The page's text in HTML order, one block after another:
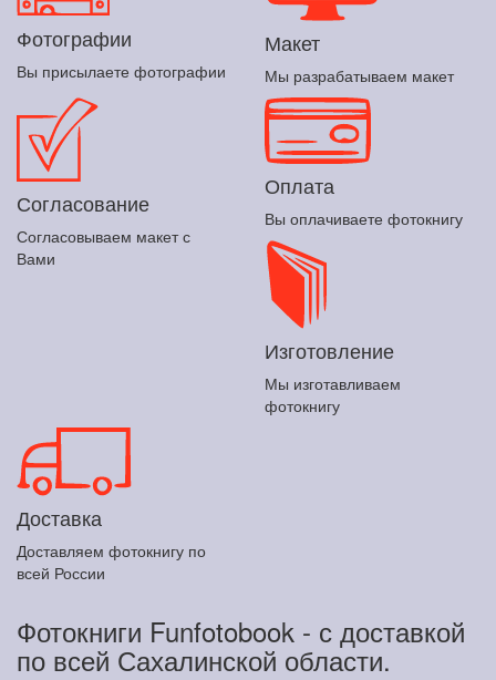
Фотографии
Вы присылаете фотографии
Макет
Мы разрабатываем макет
Согласование
Согласовываем макет с
Вами
Оплата
Вы оплачиваете фотокнигу
Изготовление
Мы изготавливаем
фотокнигу
Доставка
Доставляем фотокнигу по
всей России
Фотокниги Funfotobook - с доставкой
по всей Сахалинской области.